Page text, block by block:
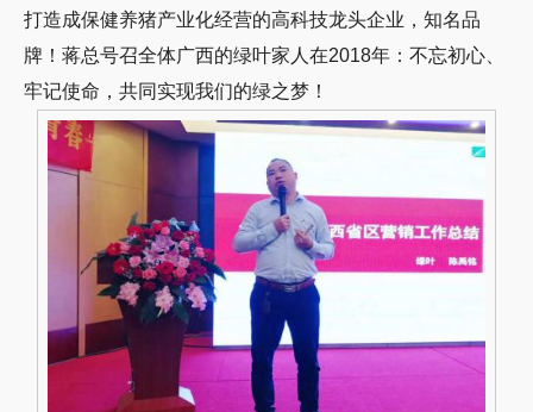
打造成保健养猪产业化经营的高科技龙头企业，知名品
牌！蒋总号召全体广西的绿叶家人在2018年：不忘初心、
牢记使命，共同实现我们的绿之梦！